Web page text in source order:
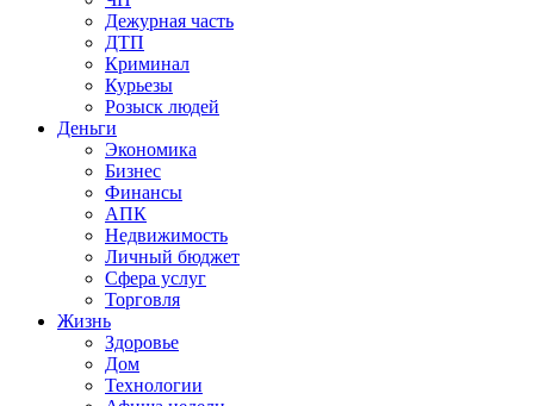
Дежурная часть
ДТП
Криминал
Курьезы
Розыск людей
Деньги
Экономика
Бизнес
Финансы
АПК
Недвижимость
Личный бюджет
Сфера услуг
Торговля
Жизнь
Здоровье
Дом
Технологии